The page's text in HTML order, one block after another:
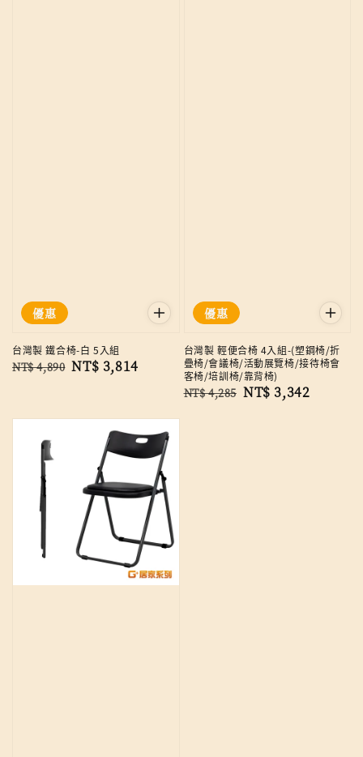
優惠
台灣製 鐵合椅-白 5入組
Regular
NT$ 4,890 Sale
NT$ 3,814
優惠
台灣製 輕便合椅 4入組-(塑鋼椅/折
疊椅/會議椅/活動展覽椅/接待椅會
客椅/培訓椅/靠背椅)
Regular
NT$ 4,285 Sale
NT$ 3,342